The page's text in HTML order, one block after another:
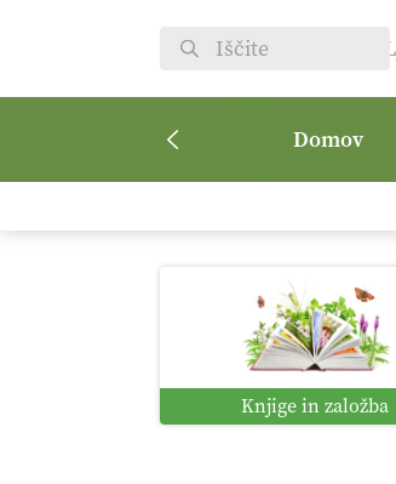
Domov
Knjige in založba